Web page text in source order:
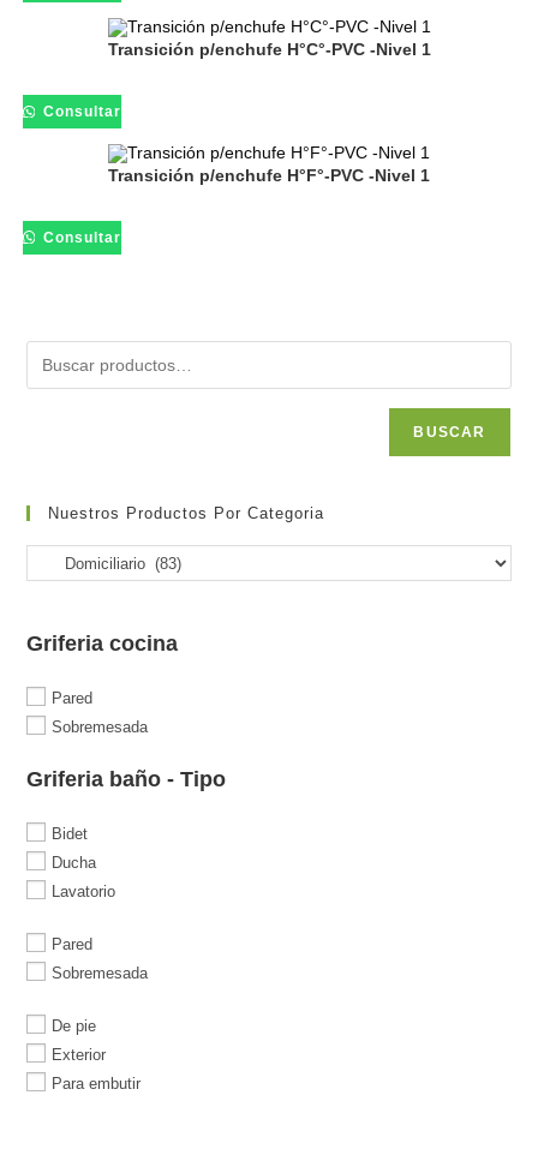
Transición p/enchufe H°C°-PVC -Nivel 1
Consultar
Transición p/enchufe H°F°-PVC -Nivel 1
Consultar
BUSCAR
Nuestros Productos Por Categoria
Griferia cocina
Pared
Sobremesada
Griferia baño - Tipo
Bidet
Ducha
Lavatorio
Pared
Sobremesada
De pie
Exterior
Para embutir